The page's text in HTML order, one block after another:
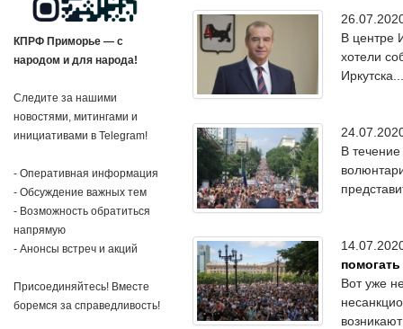
КПРФ Приморье — с
народом и для народа!
Следите за нашими
новостями, митингами и
инициативами в Telegram!
- Оперативная информация
- Обсуждение важных тем
- Возможность обратиться
напрямую
- Анонсы встреч и акций
Присоединяйтесь! Вместе
боремся за справедливость!
В центре
хотели
В
Вот уже